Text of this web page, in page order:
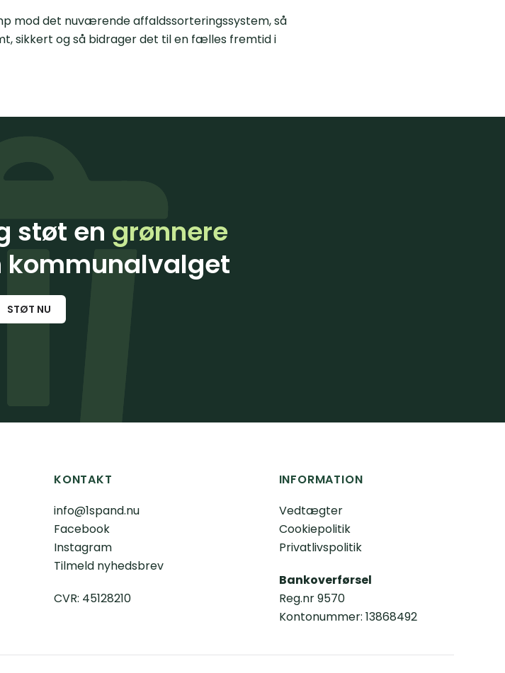
mod det nuværende affaldssorteringssystem, så
sikkert og så bidrager det til en fælles fremtid i
støt en grønnere
kommunalvalget
STØT NU
KONTAKT
info@1spand.nu
Facebook
Instagram
Tilmeld nyhedsbrev
CVR: 45128210
INFORMATION
Vedtægter
Cookiepolitik
Privatlivspolitik
Bankoverførsel
Reg.nr 9570
Kontonummer: 13868492